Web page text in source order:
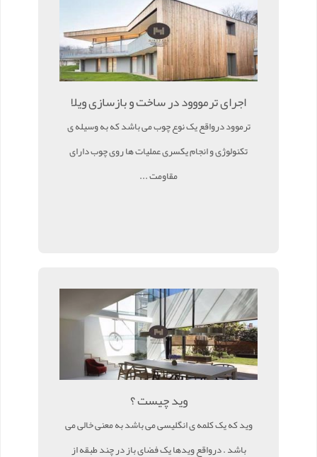
اجرای ترمووود در ساخت و بازسازی ویلا
ترموود درواقع یک نوع چوب می باشد که به وسیله ی
تکنولوژی و انجام یکسری عملیات ها روی چوب دارای
مقاومت ...
وید چیست ؟
وید که یک کلمه ی انگلیسی می باشد به معنی خالی می
باشد . درواقع ویدها یک فضای باز در چند طبقه از